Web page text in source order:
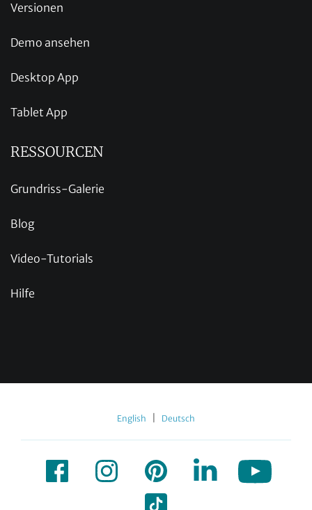
Versionen
Demo ansehen
Desktop App
Tablet App
RESSOURCEN
Grundriss-Galerie
Blog
Video-Tutorials
Hilfe
English Deutsch